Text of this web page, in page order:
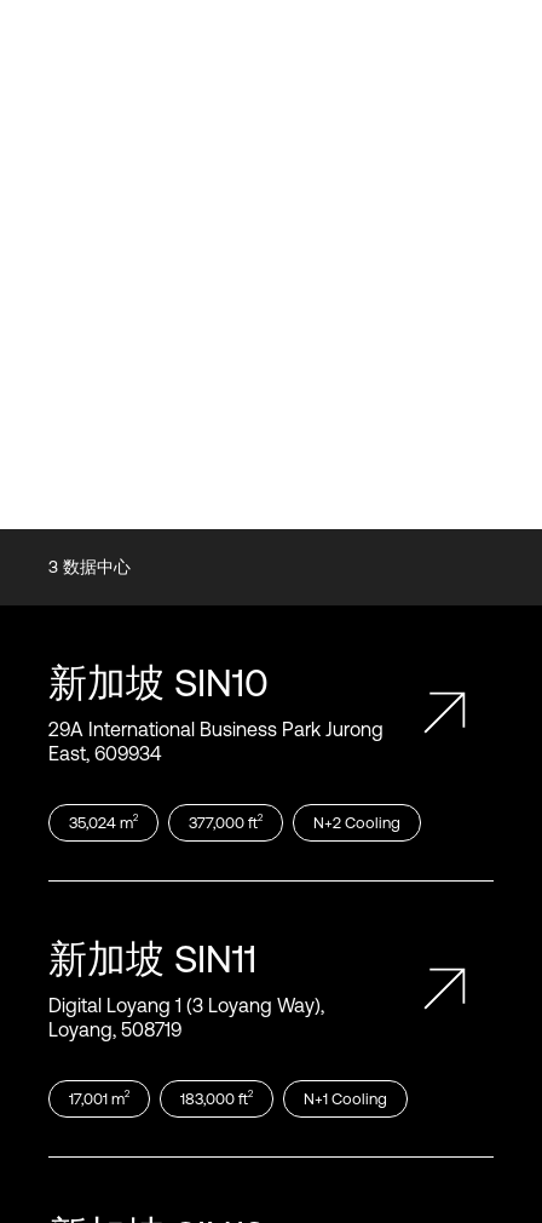
3 数据中心
新加坡 SIN10
29A International Business Park Jurong
East, 609934
35,024 m2 377,000 ft2 N+2 Cooling
新加坡 SIN11
Digital Loyang 1 (3 Loyang Way),
Loyang, 508719
17,001 m2 183,000 ft2 N+1 Cooling